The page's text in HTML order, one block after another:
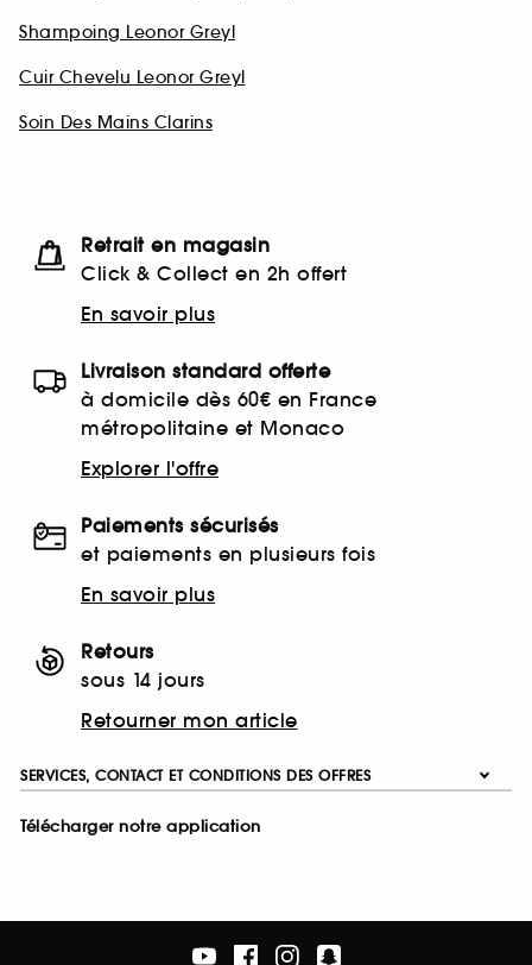
Shampoing Leonor Greyl
Cuir Chevelu Leonor Greyl
Soin Des Mains Clarins
Retrait en magasin
Click & Collect en 2h offert
En savoir plus
Livraison standard offerte
à domicile dès 60€ en France
métropolitaine et Monaco
Explorer l'offre
Paiements sécurisés
et paiements en plusieurs fois
En savoir plus
Retours
sous 14 jours
Retourner mon article
SERVICES, CONTACT ET CONDITIONS DES OFFRES
Télécharger notre application